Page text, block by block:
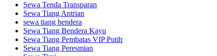
Sewa Tenda Transparan
Sewa Tiang Antrian
sewa tiang bendera
Sewa Tiang Bendera Kayu
Sewa Tiang Pembatas VIP Putih
Sewa Tiang Peresmian